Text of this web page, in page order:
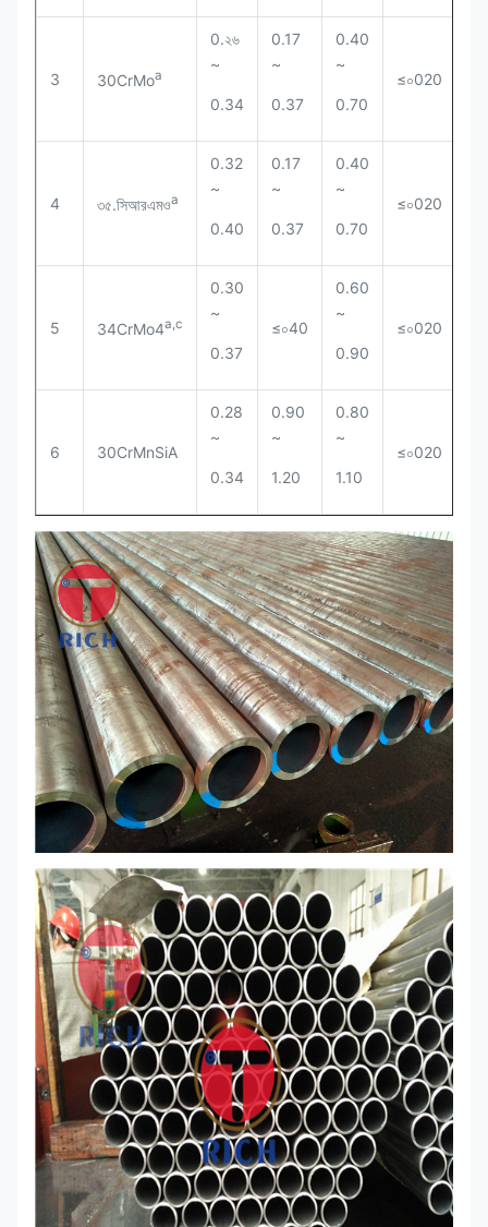
3 30CrMoa
0.২৬
~
0.34
0.17
~
0.37
0.40
~
0.70
≤০020
4 ৩৫.সিআরএমওa
0.32
~
0.40
0.17
~
0.37
0.40
~
0.70
≤০020
5 34CrMo4a,c
0.30
~
0.37
≤০40
0.60
~
0.90
≤০020
6 30CrMnSiA
0.28
~
0.34
0.90
~
1.20
0.80
~
1.10
≤০020